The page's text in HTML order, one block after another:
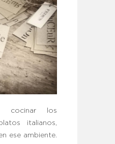
cocinar los
italianos,
ese ambiente.